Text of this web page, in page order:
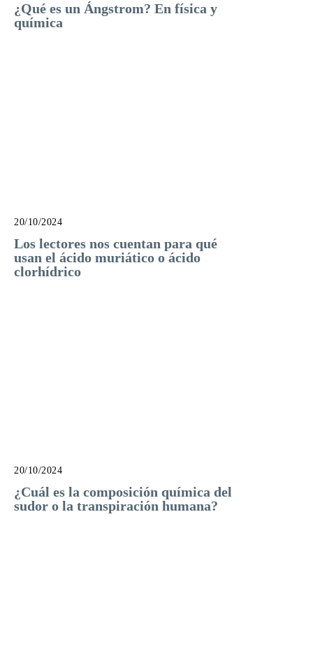
¿Qué es un Ángstrom? En física y
química
20/10/2024
Los lectores nos cuentan para qué
usan el ácido muriático o ácido
clorhídrico
20/10/2024
¿Cuál es la composición química del
sudor o la transpiración humana?